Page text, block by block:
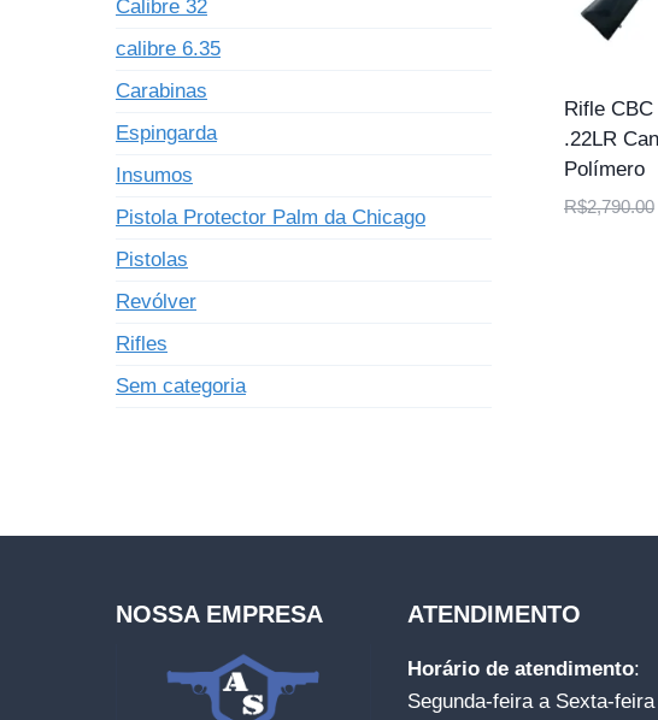
Rifle
.22LR
Polímero
R$2,790.00
Calibre 32
calibre 6.35
Carabinas
Espingarda
Insumos
Pistola Protector Palm da Chicago
Pistolas
Revólver
Rifles
Sem categoria
NOSSA EMPRESA ATENDIMENTO
Horário de atendimento:
Segunda-feira a Sexta-feira